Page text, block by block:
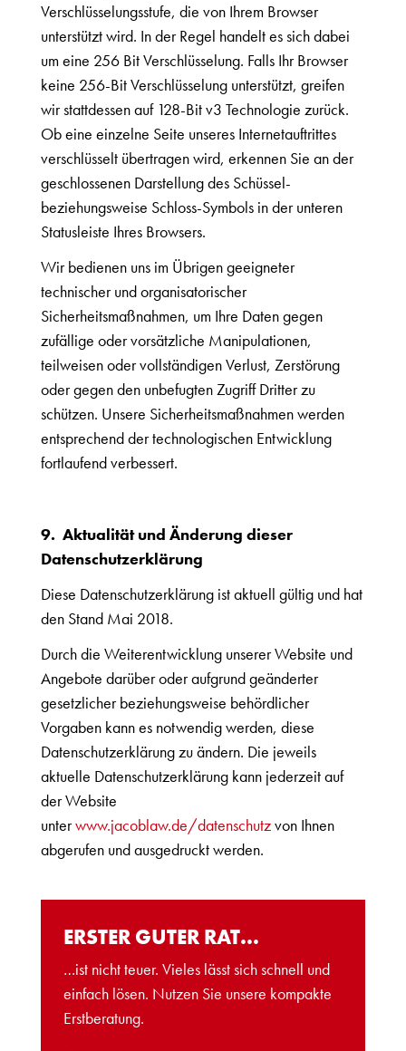
Verschlüsselungsstufe, die von Ihrem Browser
unterstützt wird. In der Regel handelt es sich dabei
um eine 256 Bit Verschlüsselung. Falls Ihr Browser
keine 256-Bit Verschlüsselung unterstützt, greifen
wir stattdessen auf 128-Bit v3 Technologie zurück.
Ob eine einzelne Seite unseres Internetauftrittes
verschlüsselt übertragen wird, erkennen Sie an der
geschlossenen Darstellung des Schüssel-
beziehungsweise Schloss-Symbols in der unteren
Statusleiste Ihres Browsers.
Wir bedienen uns im Übrigen geeigneter
technischer und organisatorischer
Sicherheitsmaßnahmen, um Ihre Daten gegen
zufällige oder vorsätzliche Manipulationen,
teilweisen oder vollständigen Verlust, Zerstörung
oder gegen den unbefugten Zugriff Dritter zu
schützen. Unsere Sicherheitsmaßnahmen werden
entsprechend der technologischen Entwicklung
fortlaufend verbessert.
9. Aktualität und Änderung dieser
Datenschutzerklärung
Diese Datenschutzerklärung ist aktuell gültig und hat
den Stand Mai 2018.
Durch die Weiterentwicklung unserer Website und
Angebote darüber oder aufgrund geänderter
gesetzlicher beziehungsweise behördlicher
Vorgaben kann es notwendig werden, diese
Datenschutzerklärung zu ändern. Die jeweils
aktuelle Datenschutzerklärung kann jederzeit auf
der Website
unterwww.jacoblaw.de/datenschutzvon Ihnen
abgerufen und ausgedruckt werden.
ERSTER GUTER RAT…
…ist nicht teuer. Vieles lässt sich schnell und
einfach lösen. Nutzen Sie unsere kompakte
Erstberatung.